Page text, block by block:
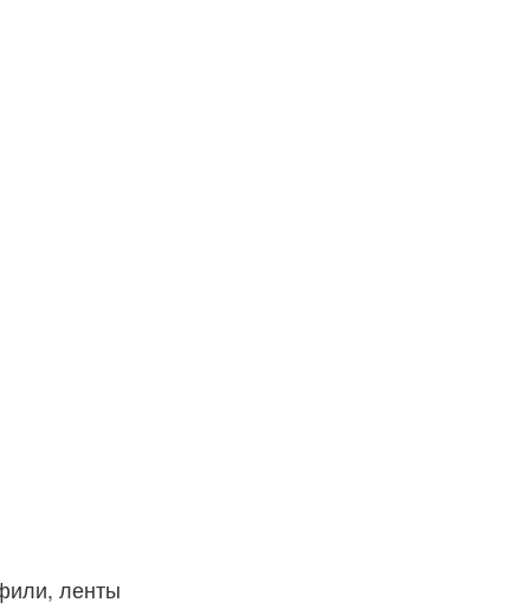
ленты